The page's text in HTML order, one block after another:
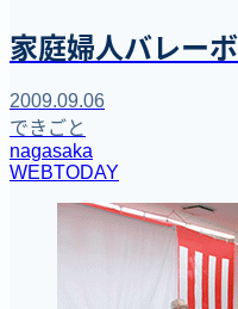
家庭婦人バレー
2009.09.06
できごと
nagasaka
WEBTODAY